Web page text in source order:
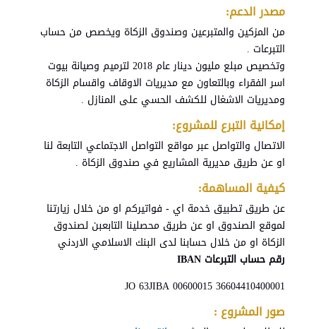
مصدر الدعم:
من المزكين والمتبرعين وصندوق الزكاة ويخصص من حساب
التبرعات .
وتخصيص مبلع مليون دينار عام 2018 لترميم وصيانة بيوت
اسر الفقراء وبالتعاون مع مديريات الاوقاف واقسام الزكاة
ومديريات الاشغال للكشف الحسي على المنازل .
إمكانية التبرع للمشروع:
الاتصال والتواصل عبر مواقع التواصل الاجتماعي التابعة لنا
او عن طريق مديرية المشاريع في صندوق الزكاة .
كيفية المساهمة:
عن طريق تطبيق خدمة اي - فواتيركم او من خلال زيارتنا
لموقع الصندوق او عن طريق محصلينا التابعبن لصندوق
الزكاة او من خلال حسابنا لدى البنك الاسلامي الاردني
رقم حساب التبرعات IBAN
JO 63JIBA 00600015 36604410400001
صور المشروع :